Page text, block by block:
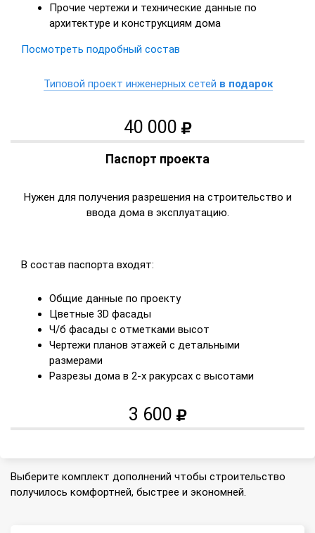
Прочие чертежи и технические данные по
архитектуре и конструкциям дома
Посмотреть подробный состав
Типовой проект инженерных сетей в подарок
40 000
Паспорт проекта
Нужен для получения разрешения на строительство и
ввода дома в эксплуатацию.
В состав паспорта входят:
Общие данные по проекту
Цветные 3D фасады
Ч/б фасады с отметками высот
Чертежи планов этажей с детальными
размерами
Разрезы дома в 2-х ракурсах с высотами
3 600
Выберите комплект дополнений чтобы строительство
получилось комфортней, быстрее и экономней.